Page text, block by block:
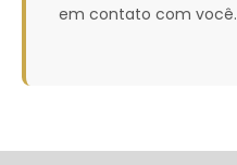
em contato com você.